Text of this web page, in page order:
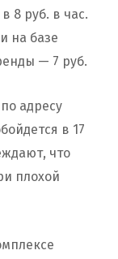
8 руб. в час.
на базе
— 7 руб.
адресу
в 17
что
плохой